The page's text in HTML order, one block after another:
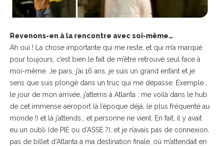
Revenons-en à la rencontre avec soi-même…
Ah oui ! La chose importante qui me reste, et qui m’a marqué
pour toujours, c’est bien le fait de m’être retrouvé seul face à
moi-même. Je pars, j’ai 16 ans, je suis un grand enfant et je
sens que suis plongé dans un truc qui me dépasse. Exemple :
le jour de mon arrivée, j’atterris à Atlanta ; me voilà dans le hub
de cet immense aéroport (à l’époque déjà, le plus fréquenté au
monde !) et là j’attends… et personne ne vient. En fait, il y avait
eu un oubli (de PIE ou d’ASSE ?), et je n’avais pas de connexion,
pas de billet d’Atlanta à ma destination finale, où m’attendait en